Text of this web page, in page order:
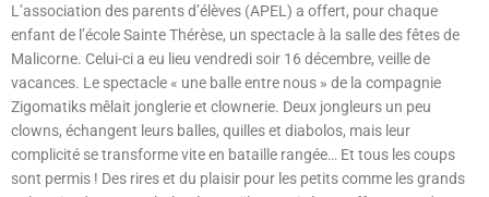
L’association des parents d’élèves (APEL) a offert, pour chaque
enfant de l’école Sainte Thérèse, un spectacle à la salle des fêtes de
Malicorne. Celui-ci a eu lieu vendredi soir 16 décembre, veille de
vacances. Le spectacle « une balle entre nous » de la compagnie
Zigomatiks mêlait jonglerie et clownerie. Deux jongleurs un peu
clowns, échangent leurs balles, quilles et diabolos, mais leur
complicité se transforme vite en bataille rangée… Et tous les coups
sont permis ! Des rires et du plaisir pour les petits comme les grands